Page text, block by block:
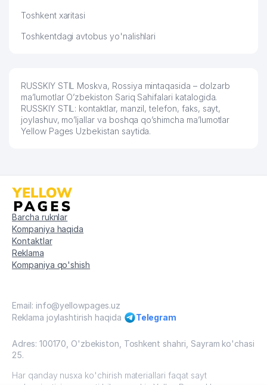
Toshkent xaritasi
Toshkentdagi avtobus yo'nalishlari
RUSSKIY STIL Moskva, Rossiya mintaqasida – dolzarb
ma’lumotlar O’zbekiston Sariq Sahifalari katalogida.
RUSSKIY STIL: kontaktlar, manzil, telefon, faks, sayt,
joylashuv, mo’ljallar va boshqa qo’shimcha ma’lumotlar
Yellow Pages Uzbekistan saytida.
Barcha ruknlar
Kompaniya haqida
Kontaktlar
Reklama
Kompaniya qo'shish
Email: info@yellowpages.uz
Reklama joylashtirish haqida
Telegram
Adres: 100170, O'zbekiston, Toshkent shahri, Sayram ko'chasi
25.
Har qanday nusxa ko'chirish materiallari faqat sayt